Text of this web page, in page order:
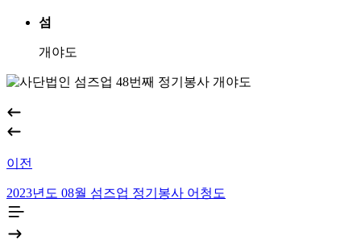
섬
개야도
이전
2023년도 08월 섬즈업 정기봉사 어청도